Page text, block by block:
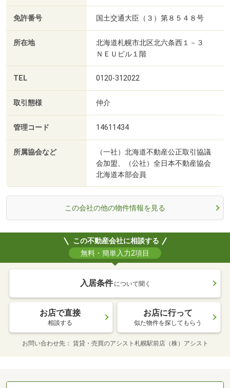
免許番号 国土交通大臣（３）第８５４８号
所在地
北海道札幌市北区北六条西１－３
ＮＥＵビル１階
TEL 0120-312022
取引態様 仲介
管理コード 14611434
所属協会など
（一社）北海道不動産公正取引協議
会加盟、（公社）全日本不動産協会
北海道本部会員
この会社の他の物件情報を見る
この不動産会社に相談する
無料・簡単入力2項目
入居条件 について聞く
お店で直接
相談する
お店に行って
似た物件を探してもらう
お問い合わせ先 賃貸・売買のアシスト札幌駅前店（株）アシスト